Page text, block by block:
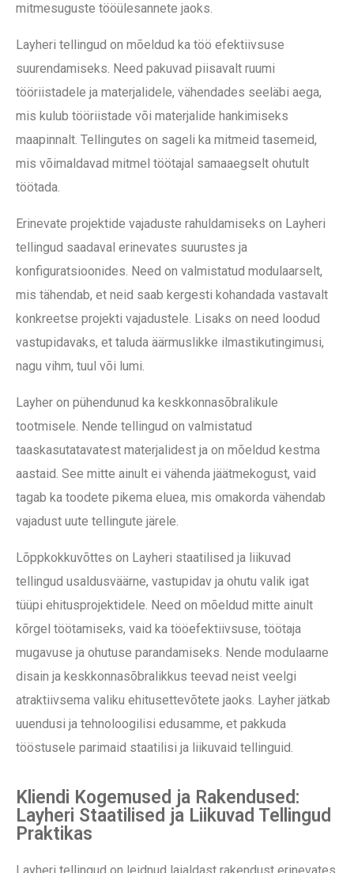
mitmesuguste tööülesannete jaoks.
Layheri tellingud on mõeldud ka töö efektiivsuse
suurendamiseks. Need pakuvad piisavalt ruumi
tööriistadele ja materjalidele, vähendades seeläbi aega,
mis kulub tööriistade või materjalide hankimiseks
maapinnalt. Tellingutes on sageli ka mitmeid tasemeid,
mis võimaldavad mitmel töötajal samaaegselt ohutult
töötada.
Erinevate projektide vajaduste rahuldamiseks on Layheri
tellingud saadaval erinevates suurustes ja
konfiguratsioonides. Need on valmistatud modulaarselt,
mis tähendab, et neid saab kergesti kohandada vastavalt
konkreetse projekti vajadustele. Lisaks on need loodud
vastupidavaks, et taluda äärmuslikke ilmastikutingimusi,
nagu vihm, tuul või lumi.
Layher on pühendunud ka keskkonnasõbralikule
tootmisele. Nende tellingud on valmistatud
taaskasutatavatest materjalidest ja on mõeldud kestma
aastaid. See mitte ainult ei vähenda jäätmekogust, vaid
tagab ka toodete pikema eluea, mis omakorda vähendab
vajadust uute tellingute järele.
Lõppkokkuvõttes on Layheri staatilised ja liikuvad
tellingud usaldusväärne, vastupidav ja ohutu valik igat
tüüpi ehitusprojektidele. Need on mõeldud mitte ainult
kõrgel töötamiseks, vaid ka tööefektiivsuse, töötaja
mugavuse ja ohutuse parandamiseks. Nende modulaarne
disain ja keskkonnasõbralikkus teevad neist veelgi
atraktiivsema valiku ehitusettevõtete jaoks. Layher jätkab
uuendusi ja tehnoloogilisi edusamme, et pakkuda
tööstusele parimaid staatilisi ja liikuvaid tellinguid.
Kliendi Kogemused ja Rakendused:
Layheri Staatilised ja Liikuvad Tellingud
Praktikas